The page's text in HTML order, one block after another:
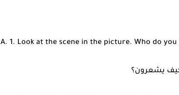
A. 1. Look at the scene in the picture. Who do
كيف يشعرون؟